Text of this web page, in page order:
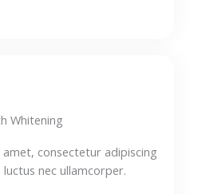
Whitening
consectetur adipiscing
nec ullamcorper.